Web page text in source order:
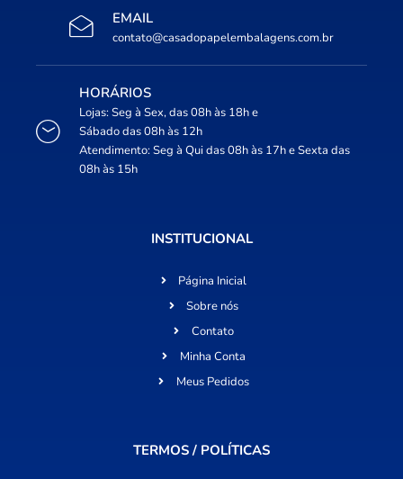
EMAIL
contato@casadopapelembalagens.com.br
HORÁRIOS
Lojas: Seg à Sex, das 08h às 18h e
Sábado das 08h às 12h
Atendimento: Seg à Qui das 08h às 17h e Sexta das
08h às 15h
INSTITUCIONAL
Página Inicial
Sobre nós
Contato
Minha Conta
Meus Pedidos
TERMOS / POLÍTICAS